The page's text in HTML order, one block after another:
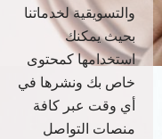
والتسويقية لخدماتنا
بحيث يمكنك
استخدامها كمحتوى
خاص بك ونشرها في
أي وقت عبر كافة
منصات التواصل